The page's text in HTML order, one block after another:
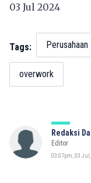
03 Jul 2024
Tags: Perusahaan
overwork
Redaksi
Editor
03:07pm, 03